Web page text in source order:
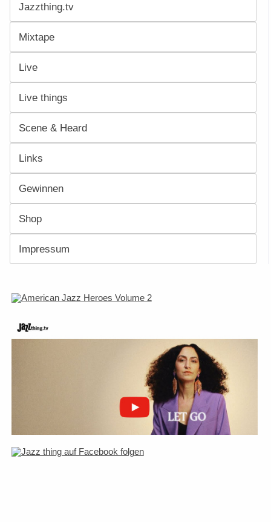
Jazzthing.tv
Mixtape
Live
Live things
Scene & Heard
Links
Gewinnen
Shop
Impressum